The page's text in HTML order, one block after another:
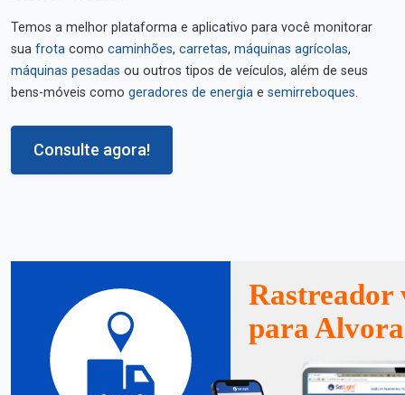
Temos a melhor plataforma e aplicativo para você monitorar
sua frota como caminhões, carretas, máquinas agrícolas,
máquinas pesadas ou outros tipos de veículos, além de seus
bens-móveis como geradores de energia e semirreboques.
Consulte agora!
Rastreador
para